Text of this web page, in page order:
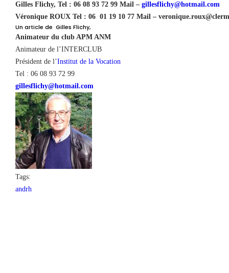
Gilles Flichy, Tel : 06 08 93 72 99 Mail – gillesflichy@hotmail.com
Véronique ROUX Tel : 06 01 19 10 77 Mail –
Un article de Gilles Flichy,
Animateur du club APM ANM
Animateur de l’INTERCLUB
Président de l’Institut de la Vocation
Tel : 06 08 93 72 99
gillesflichy@hotmail.com
Tags:
andrh